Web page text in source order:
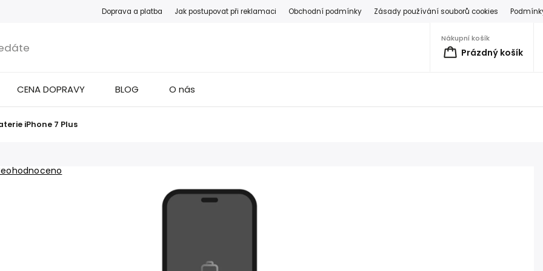
Doprava a platba Jak postupovat při reklamaci Obchodní podmínky Zásady používání souborů cookies
Nákupní košík
Prázdný košík
CENA DOPRAVY BLOG O nás
iPhone 7 Plus